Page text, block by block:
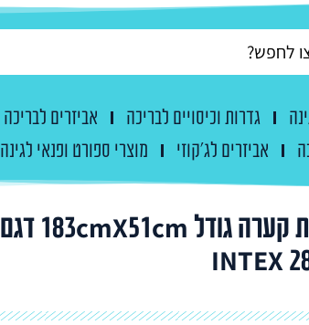
גדרות וכיסויים לבריכה אביזרים לבריכה
אביזרים לג'קוזי מוצרי ספורט ופנאי לגינה
בריכת קערה גודל 183cmX51cm דגם
INTEX